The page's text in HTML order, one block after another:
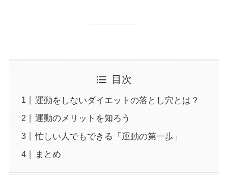
目次
運動をしないダイエットの落とし穴とは？
運動のメリットを知ろう
忙しい人でもできる「運動の第一歩」
まとめ